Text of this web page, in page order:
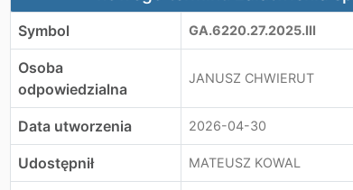
Symbol GA.6220.27.2025.III
Osoba
odpowiedzialna
JANUSZ CHWIERUT
Data utworzenia 2026-04-30
Udostępnił MATEUSZ KOWAL